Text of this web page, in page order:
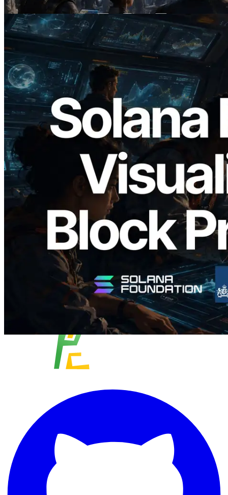
Đọc bài viết này
2026.05.24
Validators Solutions ra mắt Solana Block
Analyzer — Trực quan hóa thời gian tạo
block và validator phụ trách theo từng
slot
Đọc bài viết này